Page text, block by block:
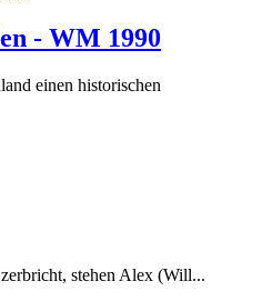
- WM 1990
einen historischen
stehen Alex (Will...